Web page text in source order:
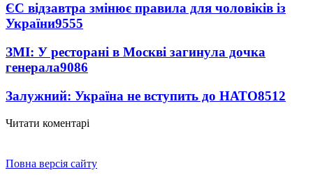
ЄС відзавтра змінює правила для чоловіків із
України9555
ЗМІ: У ресторані в Москві загинула дочка
генерала9086
Залужний: Україна не вступить до НАТО8512
Читати коментарі
Повна версія сайту